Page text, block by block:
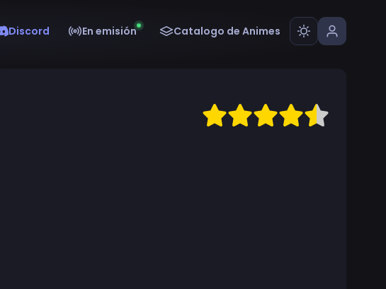
Discord En emisión Catalogo de Animes